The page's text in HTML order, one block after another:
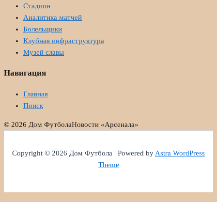
Стадион
Аналитика матчей
Болельщики
Клубная инфраструктура
Музей славы
Навигация
Главная
Поиск
© 2026 Дом ФутболаНовости «Арсенала»
Copyright © 2026 Дом Футбола | Powered byAstra WordPress
Theme